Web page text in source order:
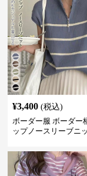
¥3,400 (税込)
ボーダー服 ボーダー
ップノースリーブニ